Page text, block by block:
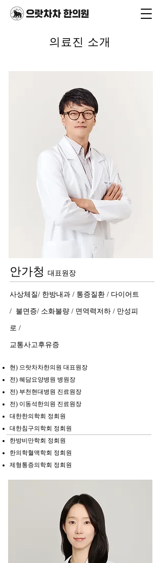
의료진 소개
안가청 대표원장
사상체질/ 한방내과 / 통증질환 / 다이어트
/ 불면증/ 소화불량 / 면역력저하 / 만성피
로 /
교통사고후유증
현) 으랏차차한의원 대표원장
전) 혜담요양병원 병원장
전) 부천현대병원 진료원장
전) 이동석한의원 진료원장
대한한의학회 정회원
대한침구의학회 정회원
한방비만학회 정회원
한의학혈액학회 정회원
제형통증의학회 정회원